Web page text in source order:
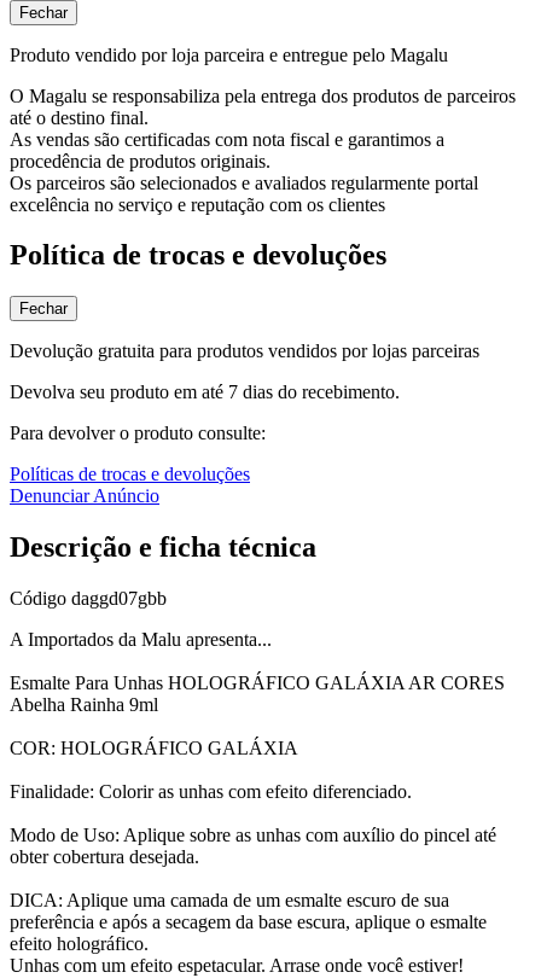
Fechar
Produto vendido por loja parceira e entregue pelo Magalu
O Magalu se responsabiliza pela entrega dos produtos de parceiros
até o destino final.
As vendas são certificadas com nota fiscal e garantimos a
procedência de produtos originais.
Os parceiros são selecionados e avaliados regularmente portal
excelência no serviço e reputação com os clientes
Política de trocas e devoluções
Fechar
Devolução gratuita para produtos vendidos por lojas parceiras
Devolva seu produto em até 7 dias do recebimento.
Para devolver o produto consulte:
Políticas de trocas e devoluções
Denunciar Anúncio
Descrição e ficha técnica
Código daggd07gbb
A Importados da Malu apresenta...
Esmalte Para Unhas HOLOGRÁFICO GALÁXIA AR CORES
Abelha Rainha 9ml
COR: HOLOGRÁFICO GALÁXIA
Finalidade: Colorir as unhas com efeito diferenciado.
Modo de Uso: Aplique sobre as unhas com auxílio do pincel até
obter cobertura desejada.
DICA: Aplique uma camada de um esmalte escuro de sua
preferência e após a secagem da base escura, aplique o esmalte
efeito holográfico.
Unhas com um efeito espetacular. Arrase onde você estiver!